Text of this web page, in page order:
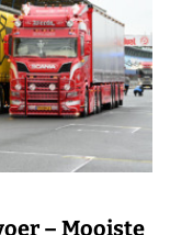
– Mooiste